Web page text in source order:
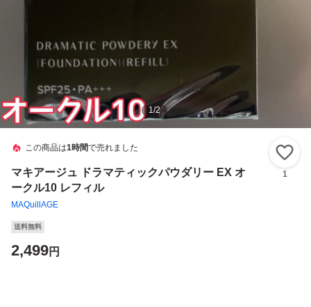
1/2
この商品は1時間で売れました
マキアージュ ドラマティックパウダリー EX オ
ークル10 レフィル
MAQuillAGE
1
送料無料
2,499円